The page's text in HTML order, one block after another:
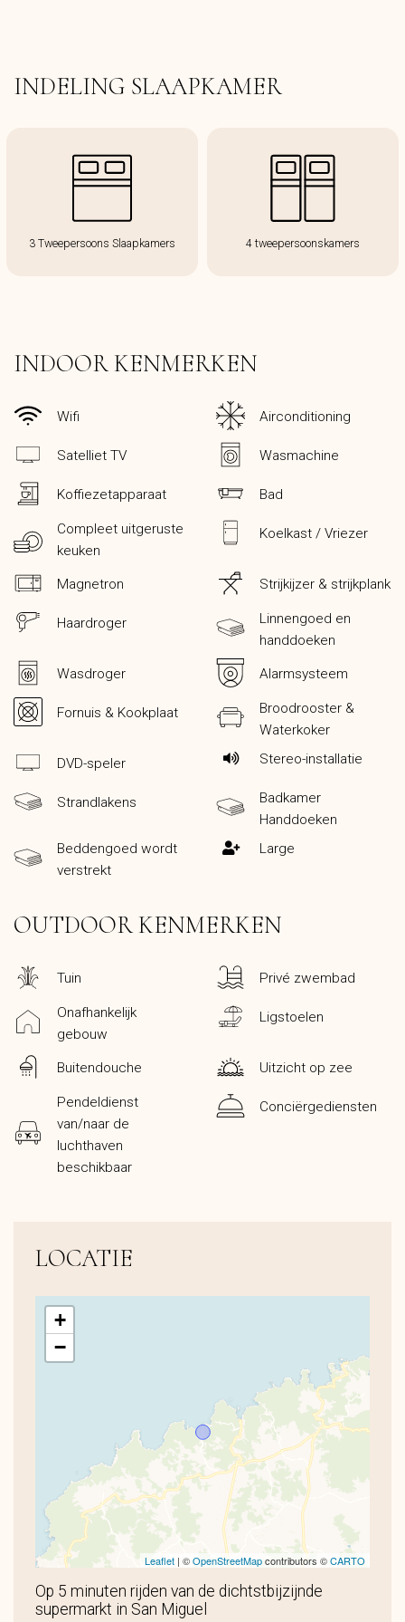
INDELING SLAAPKAMER
3 Tweepersoons Slaapkamers 4 tweepersoonskamers
INDOOR KENMERKEN
Wifi Airconditioning
Satelliet TV Wasmachine
Koffiezetapparaat Bad
Compleet uitgeruste
keuken
Koelkast / Vriezer
Magnetron Strijkijzer & strijkplank
Haardroger
Linnengoed en
handdoeken
Wasdroger Alarmsysteem
Fornuis & Kookplaat
Broodrooster &
Waterkoker
DVD-speler Stereo-installatie
Strandlakens
Badkamer
Handdoeken
Beddengoed wordt
verstrekt
Large
OUTDOOR KENMERKEN
Tuin Privé zwembad
Onafhankelijk
gebouw
Ligstoelen
Buitendouche Uitzicht op zee
Pendeldienst
van/naar de
luchthaven
beschikbaar
Conciërgediensten
LOCATIE
+
−
Leaflet | ©OpenStreetMapcontributors ©CARTO
Op 5 minuten rijden van de dichtstbijzijnde
supermarkt in San Miguel